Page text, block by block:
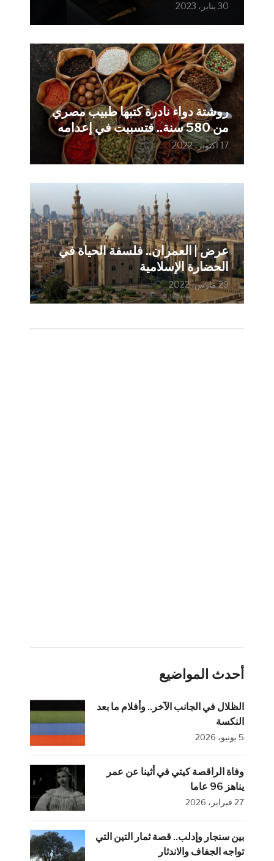
30 يناير، 2023
روشتة دواء نادرة كتبها طبيب مصري
من 580 سنة.. فتسببت في إعدامه
17 أكتوبر، 2022
عرض | العمران.. فلسفة الحياة في
الحضارة الإسلامية
29 مارس، 2022
أحدث المواضيع
الظلال في الجانب الآخر.. وأفلام ما بعد
النكسة
5 يونيو، 2026
وفاة الراقصة كيتي في أثينا عن عمر
يناهز 96 عاما
27 فبراير، 2026
بين سنجار وإدلب.. قصة ثمار التين التي
تواجه الجفاف والاندثار